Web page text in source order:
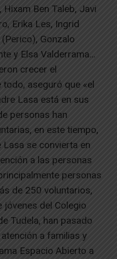
Ben Taleb, Javi
Erika Les, Ingrid
Gonzalo
y Elsa Valderrama…
crecer el
aseguró que «el
Lasa está en sus
personas han
en este tiempo,
Lasa se convierta en
a las personas
personas
de 250 voluntarios,
jóvenes del Colegio
Tudela, han pasado
a familias y
Espacio Abierto a